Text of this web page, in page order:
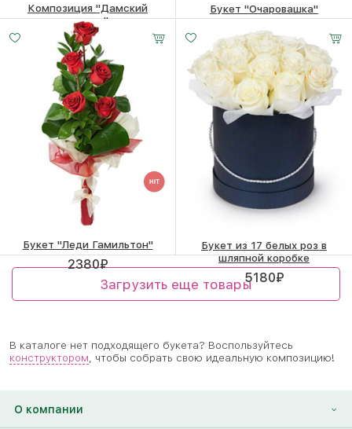
Композиция "Дамский
каприз"
5720₽
Букет "Очаровашка"
6440
Букет "Леди Гамильтон"
2380₽
Букет из 17 белых роз в
шляпной коробке
5180₽
Загрузить еще товары
В каталоге нет подходящего букета? Воспользуйтесь
конструктором, чтобы собрать свою идеальную композицию!
О компании